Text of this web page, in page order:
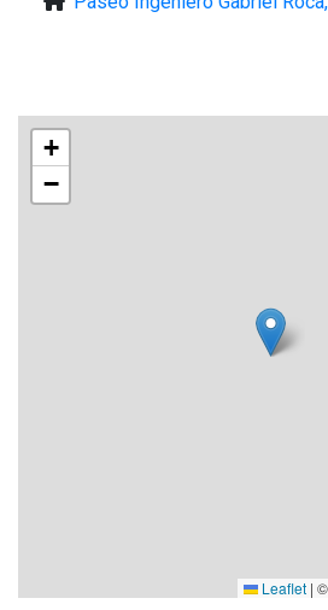
+
−
Leaflet | ©